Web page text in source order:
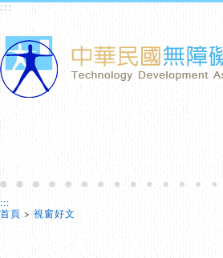
:::
:::
首頁 > 視窗好文